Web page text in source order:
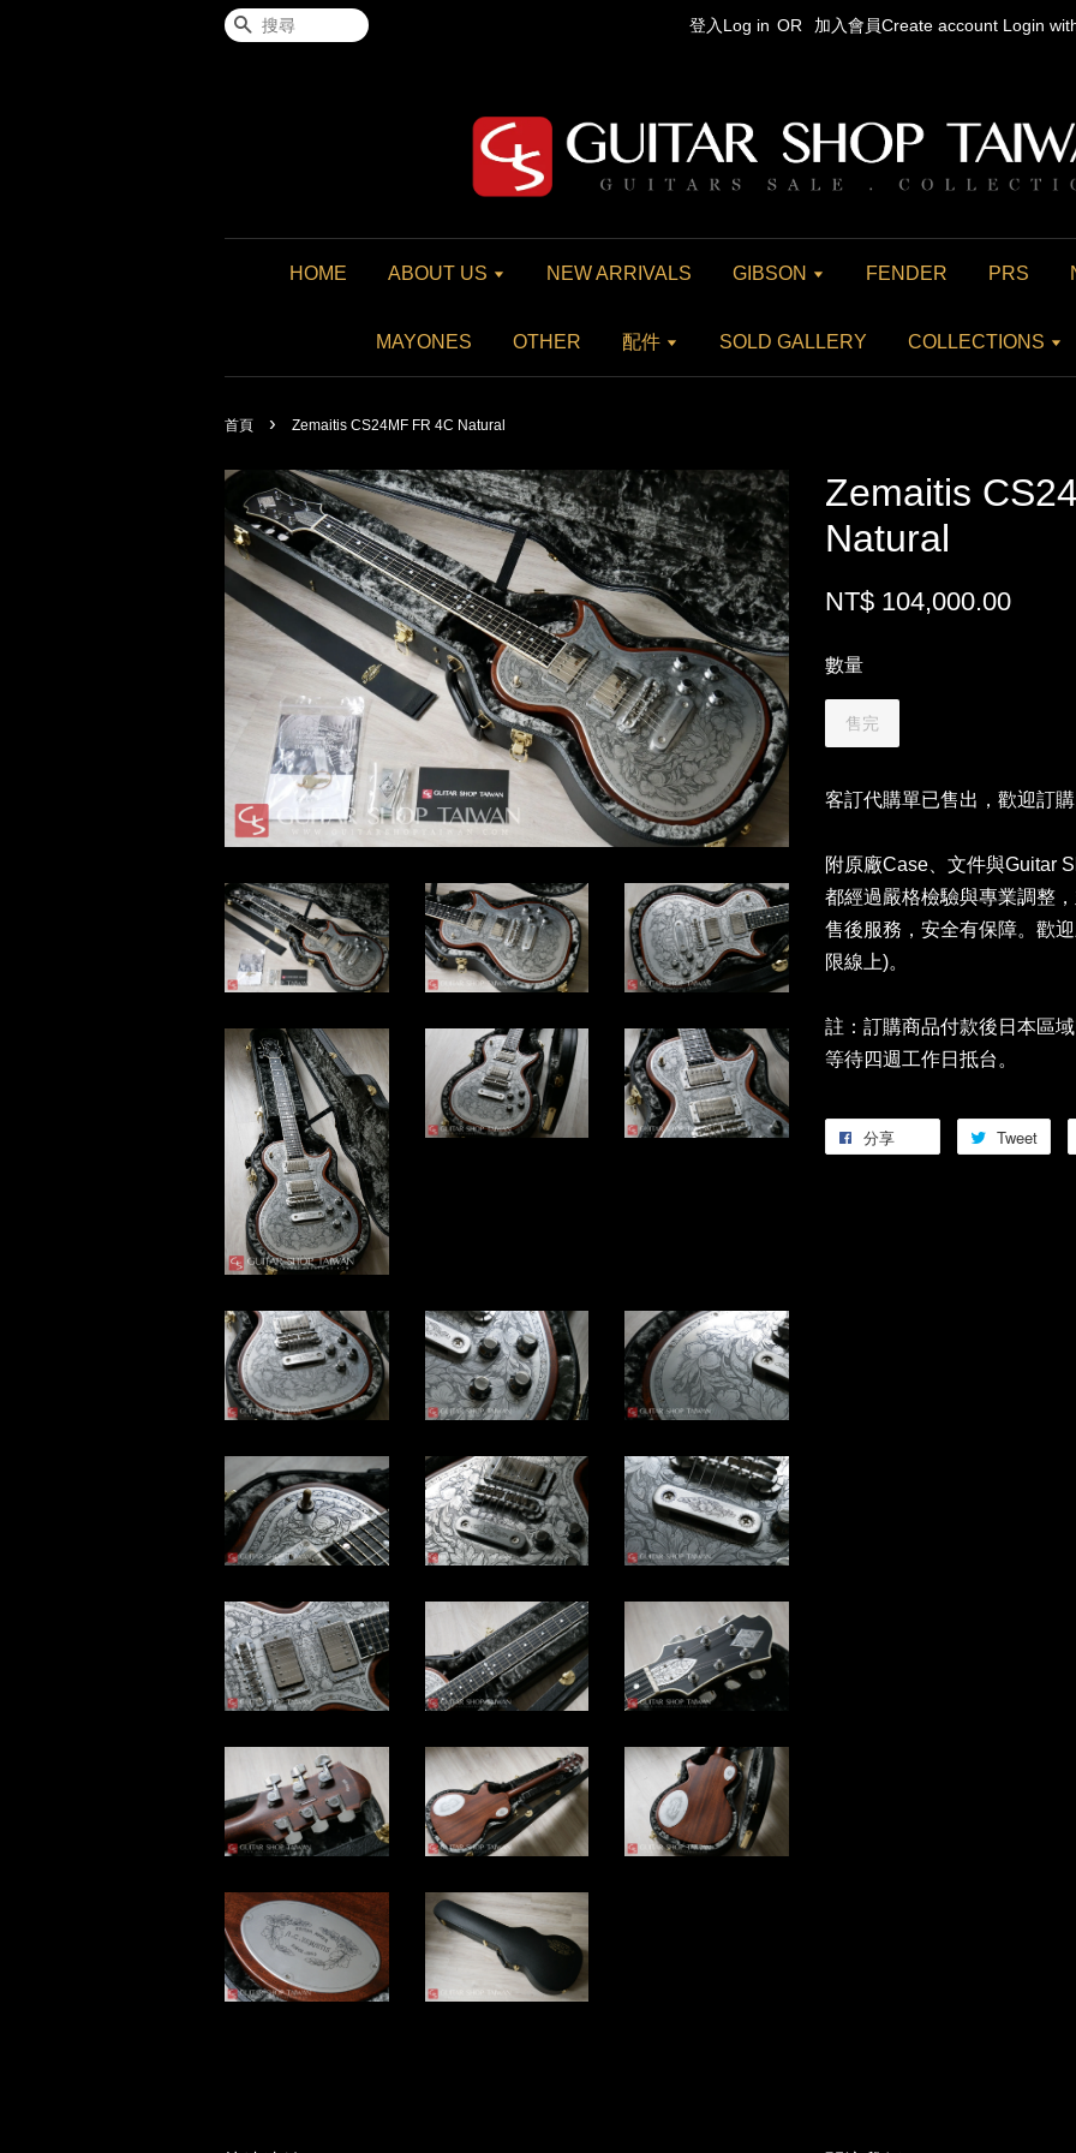
搜尋 登入Log in OR 加入會員Create account Login
HOME ABOUT US NEW ARRIVALS GIBSON FENDER PRS
MAYONES OTHER 配件 SOLD GALLERY COLLECTIONS
首頁 › Zemaitis CS24MF FR 4C Natural
Zemaitis
Natural
NT$ 104,000.00
數量
售完
客訂代購單已售出，歡迎訂購
附原廠Case、文件與Guitar
都經過嚴格檢驗與專業調整
售後服務，安全有保障。歡
限線上)。
註：訂購商品付款後日本區
等待四週工作日抵台。
分享 Tweet